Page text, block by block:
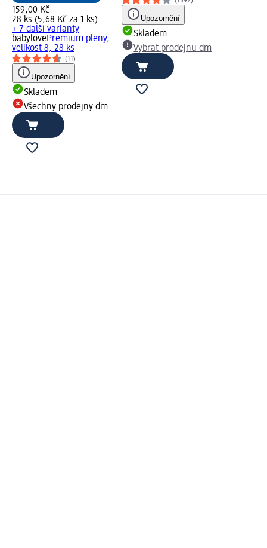
159,00 Kč
28 ks (5,68 Kč za 1 ks)
+ 7 další varianty
babylovePremium pleny,
velikost 8, 28 ks
(11)
Upozornění
Skladem
Všechny prodejny dm
Upozornění
Skladem
Vybrat prodejnu dm